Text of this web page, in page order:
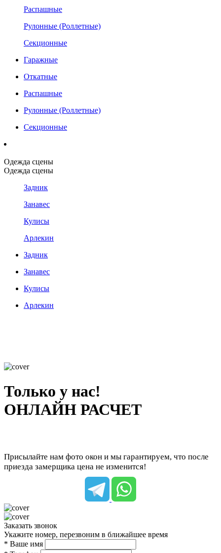
Распашные
Рулонные (Роллетные)
Секционные
Гаражные
Откатные
Распашные
Рулонные (Роллетные)
Секционные
Одежда сцены
Одежда сцены
Задник
Занавес
Кулисы
Арлекин
Задник
Занавес
Кулисы
Арлекин
Только у нас!
ОНЛАЙН РАСЧЕТ
Присылайте нам фото окон и мы гарантируем, что после
приезда замерщика цена не изменится!
Заказать звонок
Укажите номер, перезвоним в ближайшее время
* Ваше имя